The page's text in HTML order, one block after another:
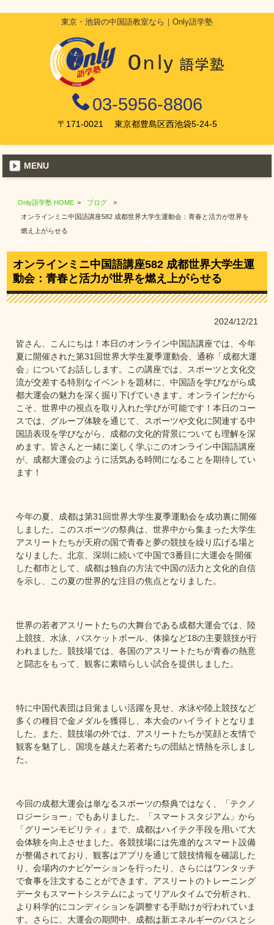
東京・池袋の中国語教室なら｜Only語学塾
03-5956-8806
〒171-0021 東京都豊島区西池袋5-24-5
MENU
Only語学塾 HOME > ブログ
>
オンラインミニ中国語講座582 成都世界大学生運動会：青春と活力が世界を
燃え上がらせる
オンラインミニ中国語講座582 成都世界大学生運
動会：青春と活力が世界を燃え上がらせる
2024/12/21
皆さん、こんにちは！本日のオンライン中国語講座では、今年
夏に開催された第31回世界大学生夏季運動会、通称「成都大運
会」についてお話しします。この講座では、スポーツと文化交
流が交差する特別なイベントを題材に、中国語を学びながら成
都大運会の魅力を深く掘り下げていきます。オンラインだから
こそ、世界中の視点を取り入れた学びが可能です！本日のコー
スでは、グループ体験を通じて、スポーツや文化に関連する中
国語表現を学びながら、成都の文化的背景についても理解を深
めます。皆さんと一緒に楽しく学ぶこのオンライン中国語講座
が、成都大運会のように活気ある時間になることを期待してい
ます！
今年の夏、成都は第31回世界大学生夏季運動会を成功裏に開催
しました。このスポーツの祭典は、世界中から集まった大学生
アスリートたちが天府の国で青春と夢の競技を繰り広げる場と
なりました。北京、深圳に続いて中国で3番目に大運会を開催
した都市として、成都は独自の方法で中国の活力と文化的自信
を示し、この夏の世界的な注目の焦点となりました。
世界の若者アスリートたちの大舞台である成都大運会では、陸
上競技、水泳、バスケットボール、体操など18の主要競技が行
われました。競技場では、各国のアスリートたちが青春の熱意
と闘志をもって、観客に素晴らしい試合を提供しました。
特に中国代表団は目覚ましい活躍を見せ、水泳や陸上競技など
多くの種目で金メダルを獲得し、本大会のハイライトとなりま
した。また、競技場の外では、アスリートたちが笑顔と友情で
観客を魅了し、国境を越えた若者たちの団結と情熱を示しまし
た。
今回の成都大運会は単なるスポーツの祭典ではなく、「テクノ
ロジーショー」でもありました。「スマートスタジアム」から
「グリーンモビリティ」まで、成都はハイテク手段を用いて大
会体験を向上させました。各競技場には先進的なスマート設備
が整備されており、観客はアプリを通じて競技情報を確認した
り、会場内のナビゲーションを行ったり、さらにはワンタッチ
で食事を注文することができます。アスリートのトレーニング
データもスマートシステムによってリアルタイムで分析され、
より科学的にコンディションを調整する手助けが行われていま
す。さらに、大運会の期間中、成都は新エネルギーのバスとシ